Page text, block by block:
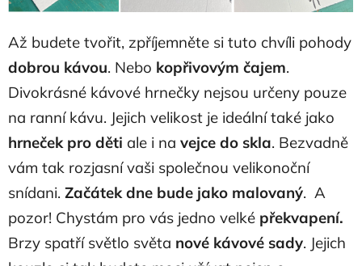
Až budete tvořit, zpříjemněte si tuto chvíli pohody
dobrou kávou. Nebo kopřivovým čajem.
Divokrásné kávové hrnečky nejsou určeny pouze
na ranní kávu. Jejich velikost je ideální také jako
hrneček pro děti ale i na vejce do skla. Bezvadně
vám tak rozjasní vaši společnou velikonoční
snídani. Začátek dne bude jako malovaný. A
pozor! Chystám pro vás jedno velké překvapení.
Brzy spatří světlo světa nové kávové sady. Jejich